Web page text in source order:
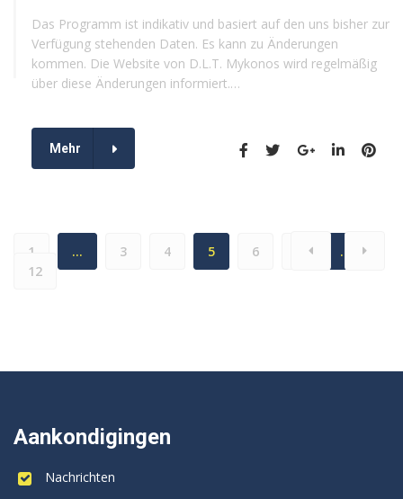
Das Programm ist indikativ und basiert auf den uns bisher zur
Verfügung stehenden Daten. Es kann zu Änderungen
kommen. Die Website von D.L.T. Mykonos wird regelmäßig
über diese Änderungen informiert.…
Mehr
1 … 3 4 5 6
…
12
Aankondigingen
Nachrichten